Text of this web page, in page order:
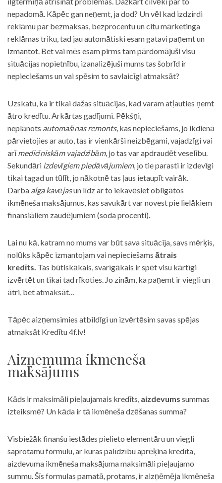
nepadomā. Kāpēc gan neņemt, ja dod? Un vēl kad izdzirdi
reklāmu par bezmaksas, bezprocentu un citu mārketinga
reklāmas triku, tad jau automātiski esam gatavi paņemt un
izmantot. Bet vai mēs esam pirms tam pārdomājuši visu
situācijas nopietnību, izanalizējuši mums tas šobrīd ir
nepieciešams un vai spēsim to savlaicīgi atmaksāt?
Uzskatu, ka ir tikai dažas situācijas, kad varam atļauties ņemt
ātro kredītu. Ārkārtas gadījumi. Pēkšņi,
neplānots automašīnas remonts, kas nepieciešams, jo ikdienā
pārvietojies ar auto, tas ir vienkārši neizbēgami, vajadzīgi vai
arīmedicīniskām vajadzībām, jo tas var apdraudēt veselību.
Sekundāri izdevīgiem piedāvājumiem, jo tie parasti ir izdevīgi
tikai tagad un tūlīt, jo nākotnē tas ļaus ietaupīt vairāk.
Darba alga kavējasun līdz ar to iekavēsiet obligātos
ikmēneša maksājumus, kas savukārt var novest pie lielākiem
finansiāliem zaudējumiem (soda procenti).
Lai nu kā, katram no mums var būt sava situācija, savs mērķis,
nolūks kāpēc izmantojam vai nepieciešams ātrais
kredīts. Tas būtiskākais, svarīgākais ir spēt visu kārtīgi
izvērtēt un tikai tad rīkoties. Jo zinām, ka paņemt ir viegli un
ātri, bet atmaksāt…
Tāpēc aizņemsimies atbildīgi un izvērtēsim savas spējas
atmaksāt Kredītu 4f.lv!
Aizņēmuma ikmēneša
maksājums
Kāds ir maksimāli pieļaujamais kredīts, aizdevums summas
izteiksmē? Un kāda ir tā ikmēneša dzēšanas summa?
Visbiežāk finanšu iestādes pielieto elementāru un viegli
saprotamu formulu, ar kuras palīdzību aprēķina kredīta,
aizdevuma ikmēneša maksājuma maksimāli pieļaujamo
summu. Šīs formulas pamatā, protams, ir aizņēmēja ikmēneša